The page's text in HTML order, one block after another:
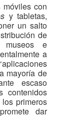
con
y tabletas,
un salto
de
museos e
a
mayoría de
escaso
contenidos
primeros
dar